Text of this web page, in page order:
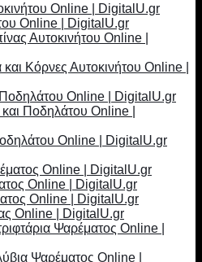
Online | DigitalU.gr
Online | DigitalU.gr
Αυτοκινήτου Online |
Κόρνες Αυτοκινήτου Online |
Online | DigitalU.gr
Ποδηλάτου Online |
Online | DigitalU.gr
Online | DigitalU.gr
Online | DigitalU.gr
Online | DigitalU.gr
Online | DigitalU.gr
Ψαρέματος Online |
Ψαρέματος Online |